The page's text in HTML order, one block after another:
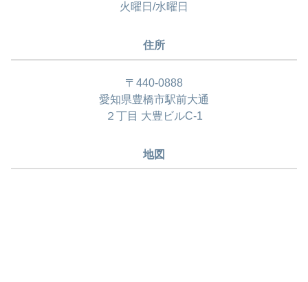
火曜日/水曜日
住所
〒440-0888
愛知県豊橋市駅前大通
２丁目 大豊ビルC-1
地図